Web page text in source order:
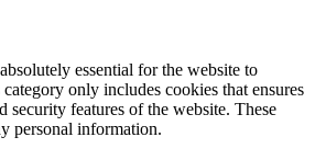
essential for the website to
only includes cookies that ensures
security features of the website. These
personal information.